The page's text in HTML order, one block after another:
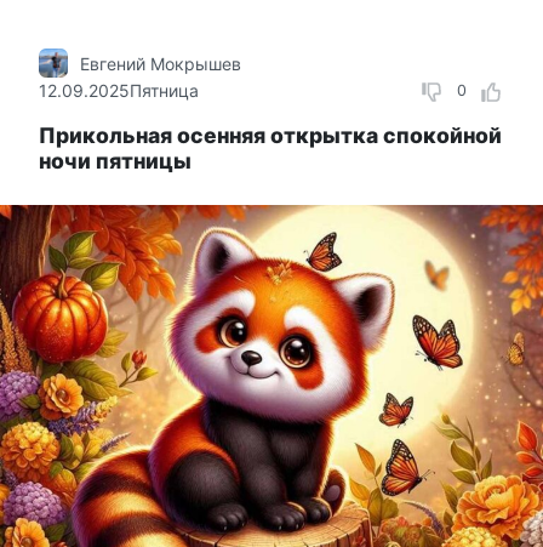
0
Евгений Мокрышев
12.09.2025Пятница
Прикольная осенняя открытка спокойной
ночи пятницы